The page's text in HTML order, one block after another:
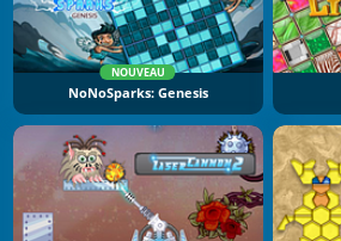
NOUVEAU
NoNoSparks: Genesis